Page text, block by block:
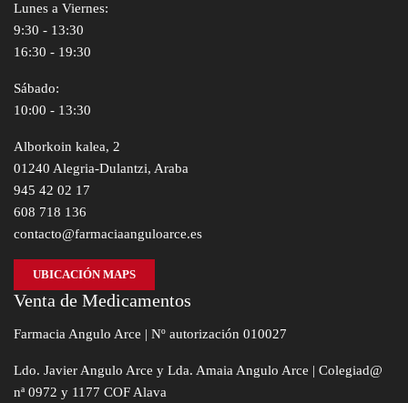
Lunes a Viernes:
9:30 - 13:30
16:30 - 19:30
Sábado:
10:00 - 13:30
Alborkoin kalea, 2
01240 Alegria-Dulantzi, Araba
945 42 02 17
608 718 136
contacto@farmaciaanguloarce.es
UBICACIÓN MAPS
Venta de Medicamentos
Farmacia Angulo Arce | Nº autorización 010027
Ldo. Javier Angulo Arce y Lda. Amaia Angulo Arce | Colegiad@
nª 0972 y 1177 COF Alava